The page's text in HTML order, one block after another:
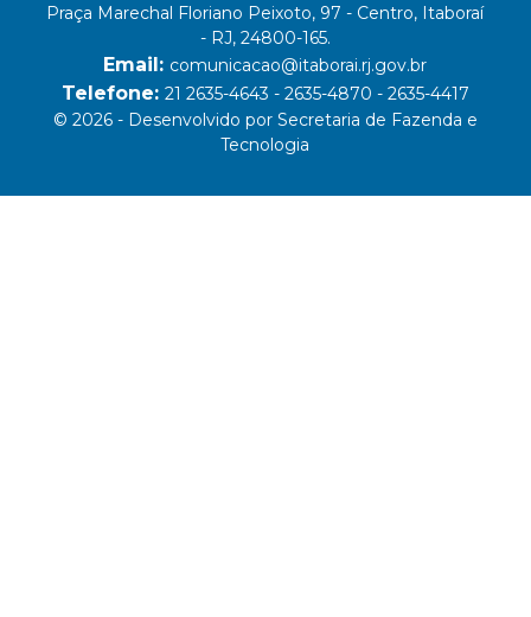
Praça Marechal Floriano Peixoto, 97 - Centro, Itaboraí
- RJ, 24800-165.
Email: comunicacao@itaborai.rj.gov.br
Telefone: 21 2635-4643 - 2635-4870 - 2635-4417
© 2026 - Desenvolvido por Secretaria de Fazenda e
Tecnologia